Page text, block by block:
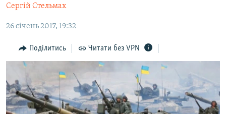
до
навігації
Перейти
пошуку
ПОЛІТИКА
БЛОГИ
ПОГЛЯД
ІНТЕРВ'Ю
ВСЕ ЗА ДЕНЬ
СПЕЦПРОЕКТИ
Сергій Стельмах
26 січень 2017, 19:32
Поділитись Читати без VPN